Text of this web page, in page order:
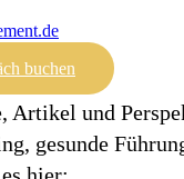
buchen
Artikel und
gesunde